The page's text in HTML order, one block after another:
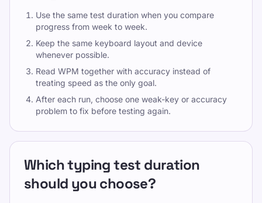
Use the same test duration when you compare
progress from week to week.
Keep the same keyboard layout and device
whenever possible.
Read WPM together with accuracy instead of
treating speed as the only goal.
After each run, choose one weak-key or accuracy
problem to fix before testing again.
Which typing test duration
should you choose?